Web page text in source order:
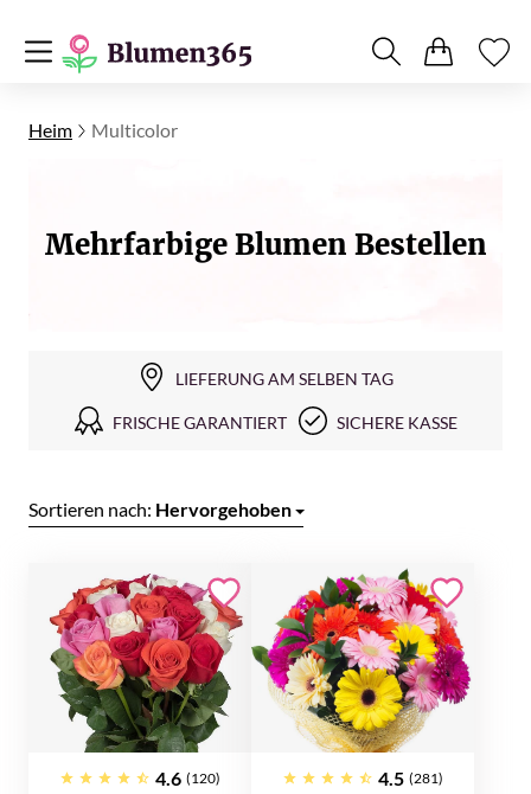
Heim Multicolor
Mehrfarbige Blumen Bestellen
LIEFERUNG AM SELBEN TAG
FRISCHE GARANTIERT SICHERE KASSE
Sortieren nach: Hervorgehoben
4.6 (120) 4.5 (281)